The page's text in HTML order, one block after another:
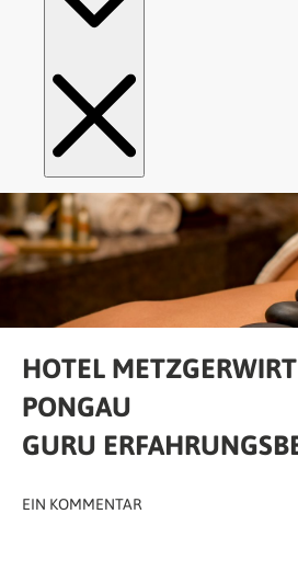
HOTEL
PONGAU
GURU
EIN KOMMENTAR